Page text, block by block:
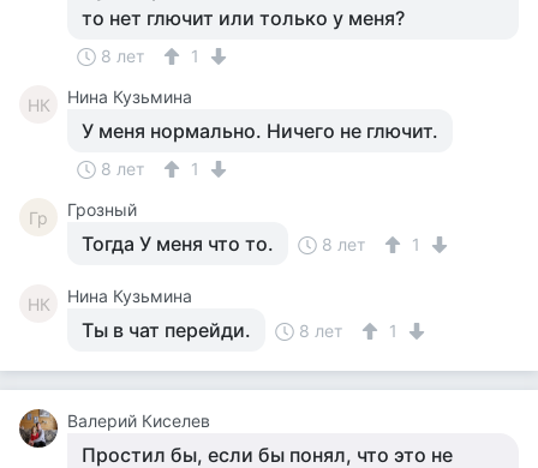
то нет глючит или только у меня?
8 лет 1
НК Нина Кузьмина
У меня нормально. Ничего не глючит.
8 лет 1
Гр Грозный
Тогда У меня что то. 8 лет 1
НК Нина Кузьмина
Ты в чат перейди. 8 лет 1
Валерий Киселев
Простил бы, если бы понял, что это не